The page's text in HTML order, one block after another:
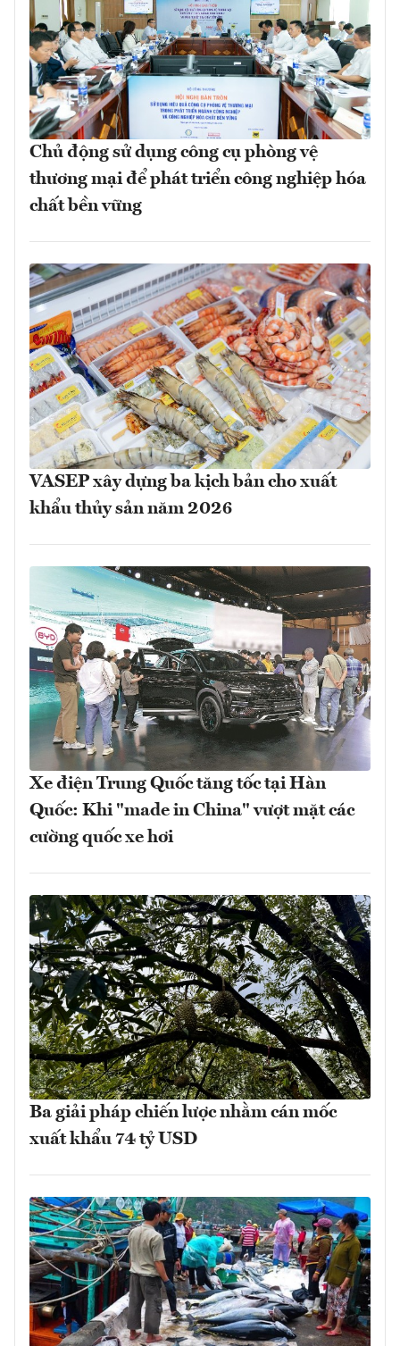
Chủ động sử dụng công cụ phòng vệ
thương mại để phát triển công nghiệp hóa
chất bền vững
VASEP xây dựng ba kịch bản cho xuất
khẩu thủy sản năm 2026
Xe điện Trung Quốc tăng tốc tại Hàn
Quốc: Khi "made in China" vượt mặt các
cường quốc xe hơi
Ba giải pháp chiến lược nhằm cán mốc
xuất khẩu 74 tỷ USD